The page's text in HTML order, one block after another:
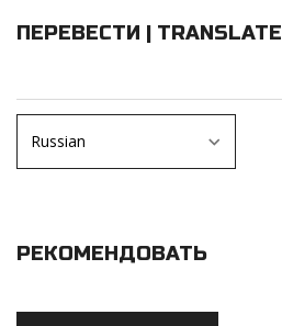
ПЕРЕВЕСТИ | TRANSLATE
РЕКОМЕНДОВАТЬ